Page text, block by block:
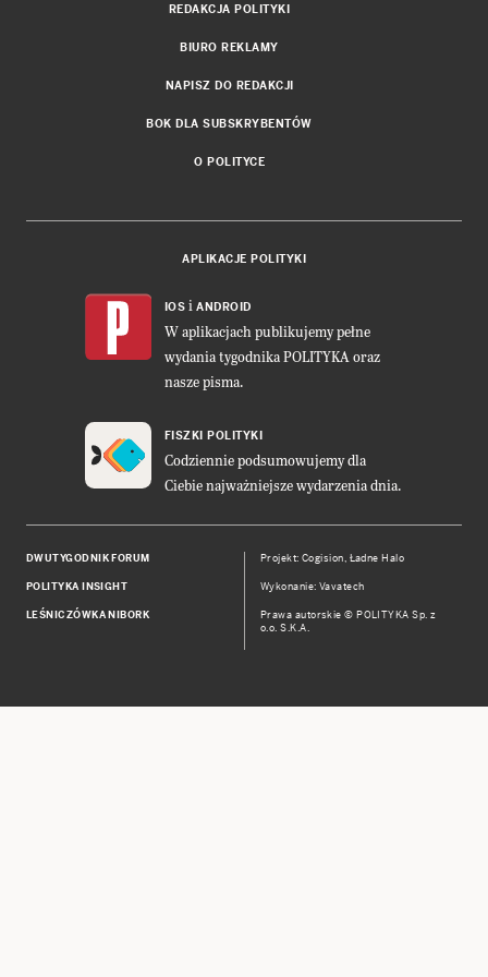
REDAKCJA POLITYKI
BIURO REKLAMY
NAPISZ DO REDAKCJI
BOK DLA SUBSKRYBENTÓW
O POLITYCE
APLIKACJE POLITYKI
IOS i ANDROID
W aplikacjach publikujemy pełne
wydania tygodnika POLITYKA oraz
nasze pisma.
FISZKI POLITYKI
Codziennie podsumowujemy dla
Ciebie najważniejsze wydarzenia dnia.
DWUTYGODNIK FORUM
POLITYKA INSIGHT
LEŚNICZÓWKA NIBORK
Projekt:Cogision, Ładne Halo
Wykonanie: Vavatech
Prawa autorskie © POLITYKA Sp. z
o.o. S.K.A.